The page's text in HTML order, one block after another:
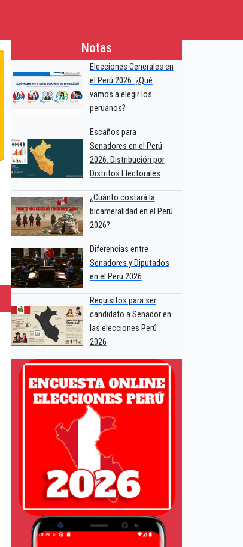
Notas
Elecciones Generales en
el Perú 2026: ¿Qué
vamos a elegir los
peruanos?
Escaños para
Senadores en el Perú
2026: Distribución por
Distritos Electorales
¿Cuánto costará la
bicameralidad en el Perú
2026?
Diferencias entre
Senadores y Diputados
en el Perú 2026
Requisitos para ser
candidato a Senador en
las elecciones Perú
2026